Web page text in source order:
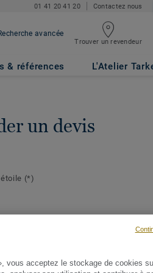
01 41 20 41 20 Contactez nous
avancée
Trouver un revendeur
& références L'Atelier
un devis
(*)
vous acceptez le stockage de cookies